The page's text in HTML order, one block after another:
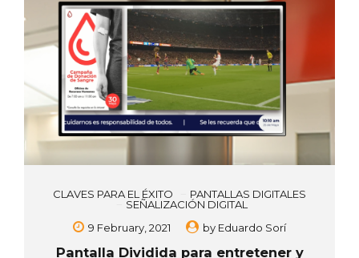
CLAVES PARA EL ÉXITO
PANTALLAS DIGITALES
SEÑALIZACIÓN DIGITAL
9 February, 2021
by Eduardo Sorí
Pantalla Dividida para entretener y